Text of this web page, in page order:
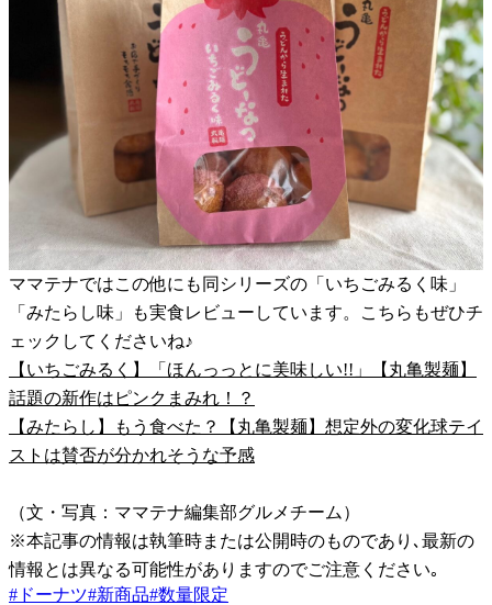
ママテナではこの他にも同シリーズの「いちごみるく味」
「みたらし味」も実食レビューしています。こちらもぜひチ
ェックしてくださいね♪
【いちごみるく】「ほんっっとに美味しい!!」【丸亀製麺】
話題の新作はピンクまみれ！？
【みたらし】もう食べた？【丸亀製麺】想定外の変化球テイ
ストは賛否が分かれそうな予感
（文・写真：ママテナ編集部グルメチーム）
※本記事の情報は執筆時または公開時のものであり､最新の
情報とは異なる可能性がありますのでご注意ください｡
# ドーナツ#新商品#数量限定